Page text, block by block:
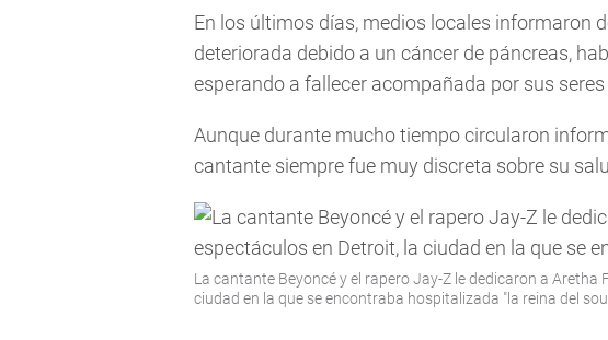
En los últimos días, medios locales informaron
deteriorada debido a un cáncer de páncreas,
esperando a fallecer acompañada por sus
Aunque durante mucho tiempo circularon
cantante siempre fue muy discreta sobre su
La cantante Beyoncé y el rapero Jay-Z le dedicaron a Aretha
ciudad en la que se encontraba hospitalizada "la reina del